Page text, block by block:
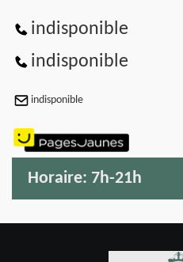
indisponible
indisponible
indisponible
Horaire: 7h-21h